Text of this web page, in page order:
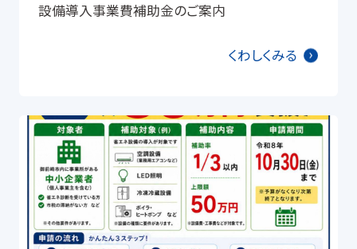
設備導入事業費補助金のご案内
くわしくみる